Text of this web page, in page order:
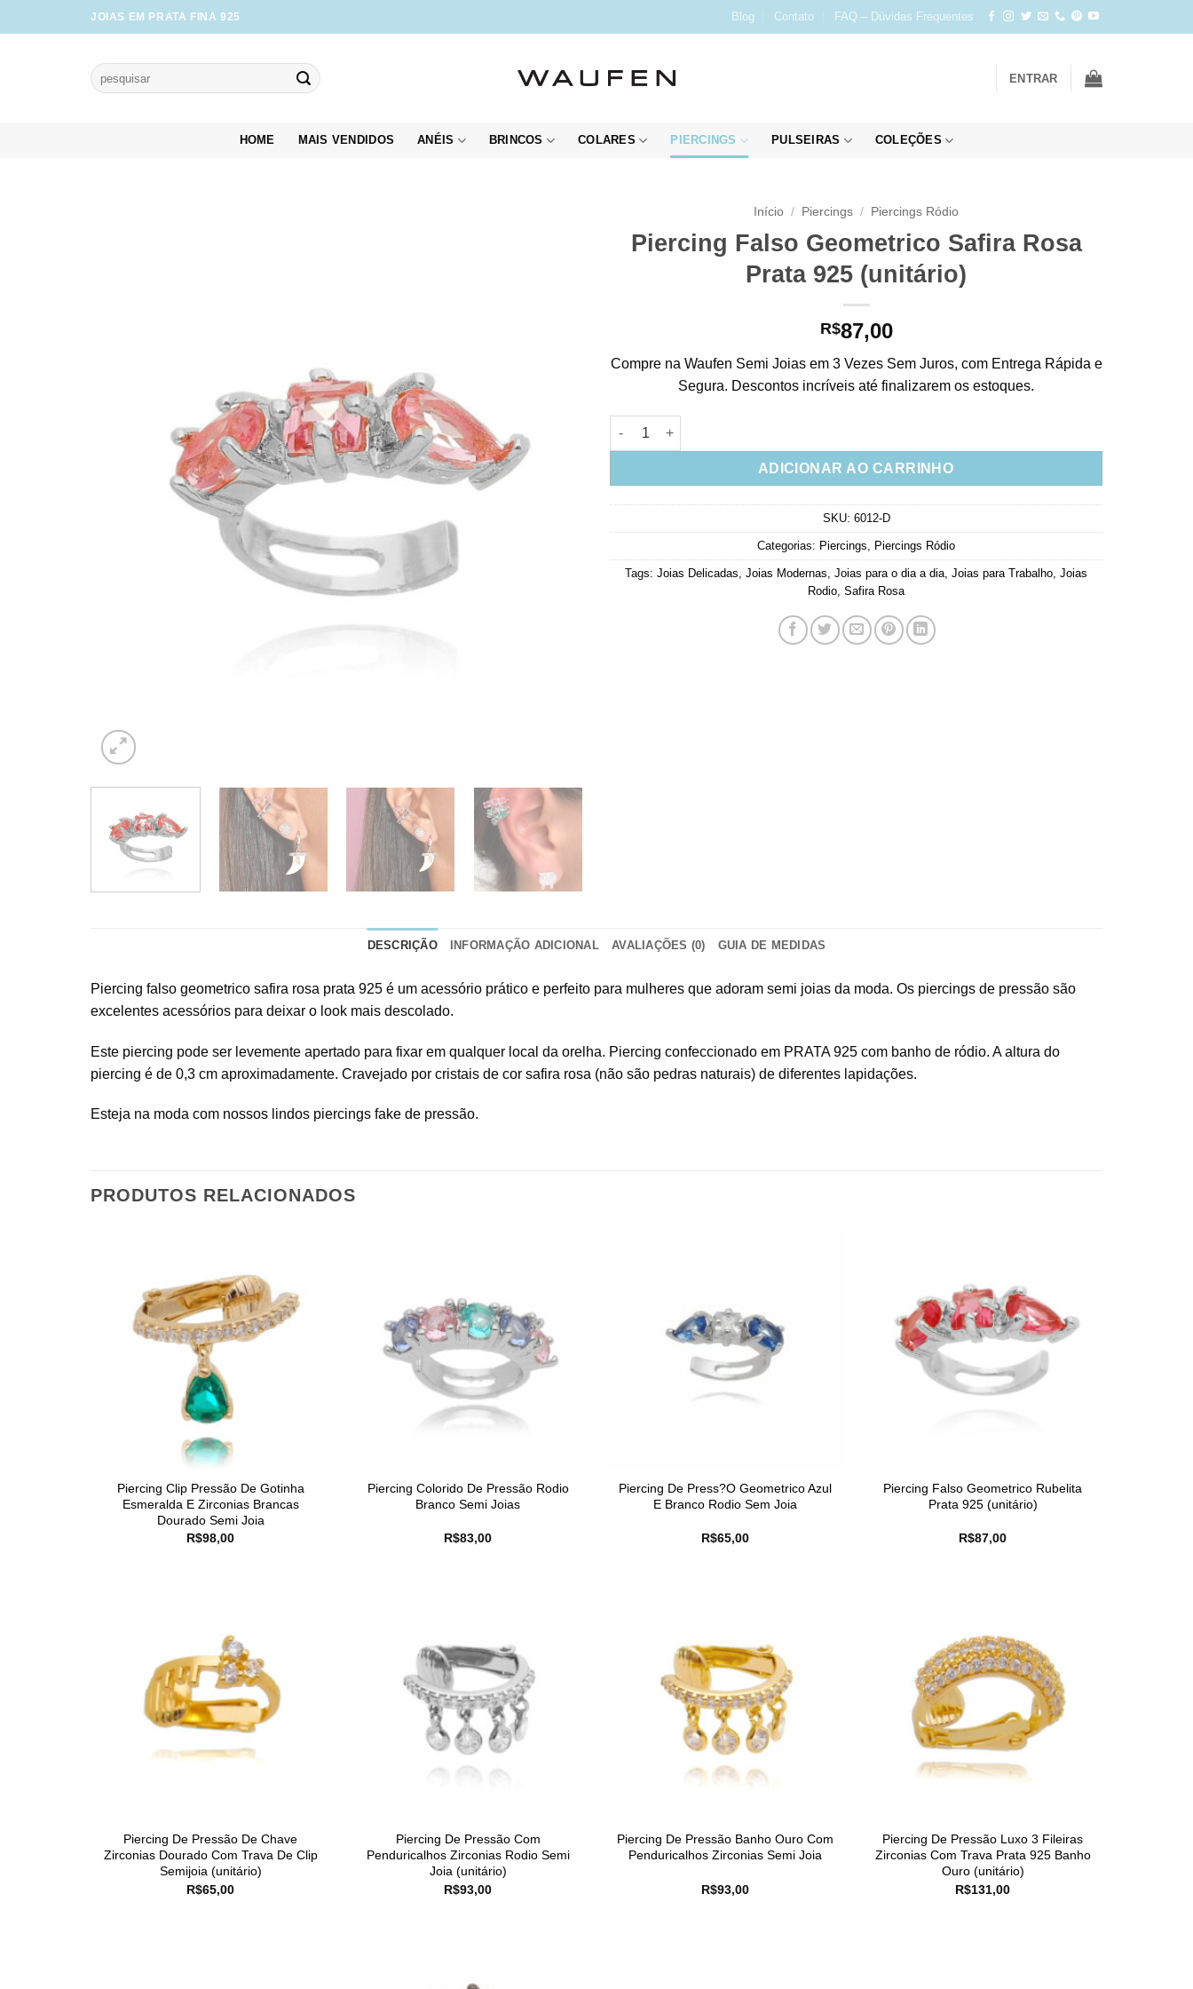
to
JOIAS EM PRATA FINA 925 Blog Contato FAQ – Dúvidas Frequentes
Pesquisar
por:
ENTRAR
HOME MAIS VENDIDOS ANÉIS BRINCOS COLARES PIERCINGS PULSEIRAS COLEÇÕES
Início / Piercings / Piercings Ródio
Piercing Falso Geometrico Safira Rosa
Prata 925 (unitário)
R$87,00
Compre na Waufen Semi Joias em 3 Vezes Sem Juros, com Entrega Rápida e
Segura. Descontos incríveis até finalizarem os estoques.
Piercing Falso Geometrico Safira Rosa Prata 925 (unitário) quantidade
ADICIONAR AO CARRINHO
SKU: 6012-D
Categorias: Piercings Piercings Ródio
Tags: Joias Delicadas Joias Modernas Joias para o dia a dia Joias para Trabalho Joias
Rodio Safira Rosa
DESCRIÇÃO INFORMAÇÃO ADICIONAL AVALIAÇÕES (0) GUIA DE MEDIDAS
Piercing falso geometrico safira rosa prata 925 é um acessório prático e perfeito para mulheres que adoram semi joias da moda. Os piercings de pressão são
excelentes acessórios para deixar o look mais descolado.
Este piercing pode ser levemente apertado para fixar em qualquer local da orelha. Piercing confeccionado em PRATA 925 com banho de ródio. A altura do
piercing é de 0,3 cm aproximadamente. Cravejado por cristais de cor safira rosa (não são pedras naturais) de diferentes lapidações.
Esteja na moda com nossos lindos piercings fake de pressão.
PRODUTOS RELACIONADOS
Piercing Clip Pressão De Gotinha
Esmeralda E Zirconias Brancas
Dourado Semi Joia
R$98,00
Piercing Colorido De Pressão Rodio
Branco Semi Joias
R$83,00
Piercing De Press?O Geometrico Azul
E Branco Rodio Sem Joia
R$65,00
Piercing Falso Geometrico Rubelita
Prata 925 (unitário)
R$87,00
Piercing De Pressão De Chave
Zirconias Dourado Com Trava De Clip
Semijoia (unitário)
R$65,00
Piercing De Pressão Com
Penduricalhos Zirconias Rodio Semi
Joia (unitário)
R$93,00
Piercing De Pressão Banho Ouro Com
Penduricalhos Zirconias Semi Joia
R$93,00
Piercing De Pressão Luxo 3 Fileiras
Zirconias Com Trava Prata 925 Banho
Ouro (unitário)
R$131,00